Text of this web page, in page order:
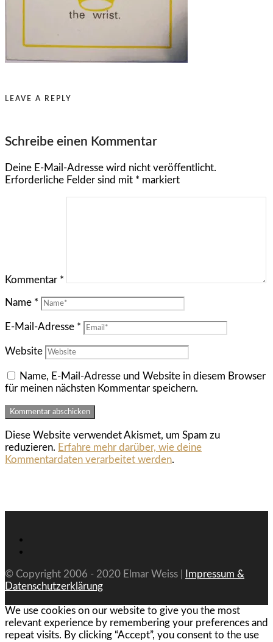
LEAVE A REPLY
Schreibe einen Kommentar
Deine E-Mail-Adresse wird nicht veröffentlicht.
Erforderliche Felder sind mit * markiert
Kommentar *
Name *
E-Mail-Adresse *
Website
Name, E-Mail-Adresse und Website in diesem Browser
für meinen nächsten Kommentar speichern.
Diese Website verwendet Akismet, um Spam zu
reduzieren. Erfahre mehr darüber, wie deine
Kommentardaten verarbeitet werden.
© Copyright 2006 - 2020 Elmar Weiss |
Impressum &
Datenschutzerklärung
We use cookies on our website to give you the most
relevant experience by remembering your preferences and
repeat visits. By clicking “Accept”, you consent to the use